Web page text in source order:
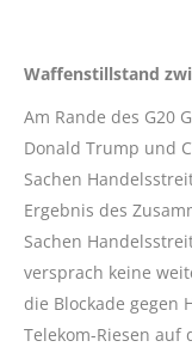
Waffenstillstand
Am Rande des G20
Donald Trump und
Sachen
Ergebnis des
Sachen
versprach keine
die Blockade gegen
Telekom-Riesen auf